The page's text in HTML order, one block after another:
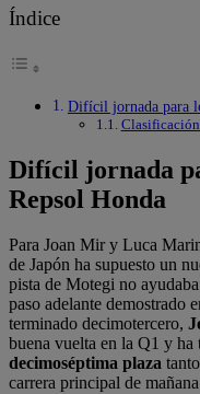
Índice
Difícil jornada para
Difícil jornada
Repsol Honda
Para Joan Mir y Luca
de Japón ha supuesto un
pista de Motegi no
paso adelante demostrado
terminado decimotercero,
buena vuelta en la Q1 y
decimoséptima plaza
carrera principal de